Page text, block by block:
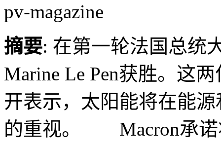
pv-magazine
摘要: 在第一轮法国总统
Marine Le Pen获胜。这
开表示，太阳能将在能
的重视。 Macron承诺